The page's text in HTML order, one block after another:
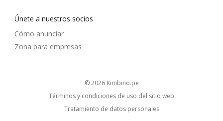
Únete a nuestros socios
Cómo anunciar
Zona para empresas
© 2026 kimbino.pe
Términos y condiciones de uso del sitio web
Tratamiento de datos personales